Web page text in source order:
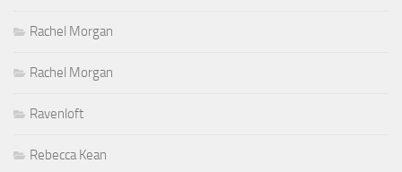
Rachel Morgan
Rachel Morgan
Ravenloft
Rebecca Kean